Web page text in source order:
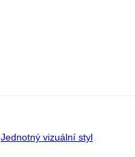
Jednotný vizuální styl